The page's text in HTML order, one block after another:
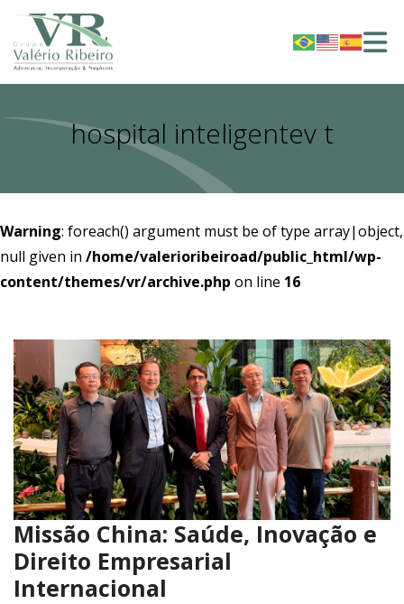
hospital inteligentev t
Warning: foreach() argument must be of type array|object,
null given in /home/valerioribeiroad/public_html/wp-
content/themes/vr/archive.php on line 16
Missão China: Saúde, Inovação e
Direito Empresarial
Internacional